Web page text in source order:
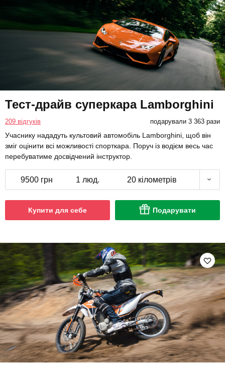
Тест-драйв суперкара Lamborghini
209 відгуків подарували 3 363 рази
Учаснику нададуть культовий автомобіль Lamborghini, щоб він
зміг оцінити всі можливості спорткара. Поруч із водієм весь час
перебуватиме досвідчений інструктор.
9500 грн 1 люд. 20 кілометрів
Купити для себе Подарувати